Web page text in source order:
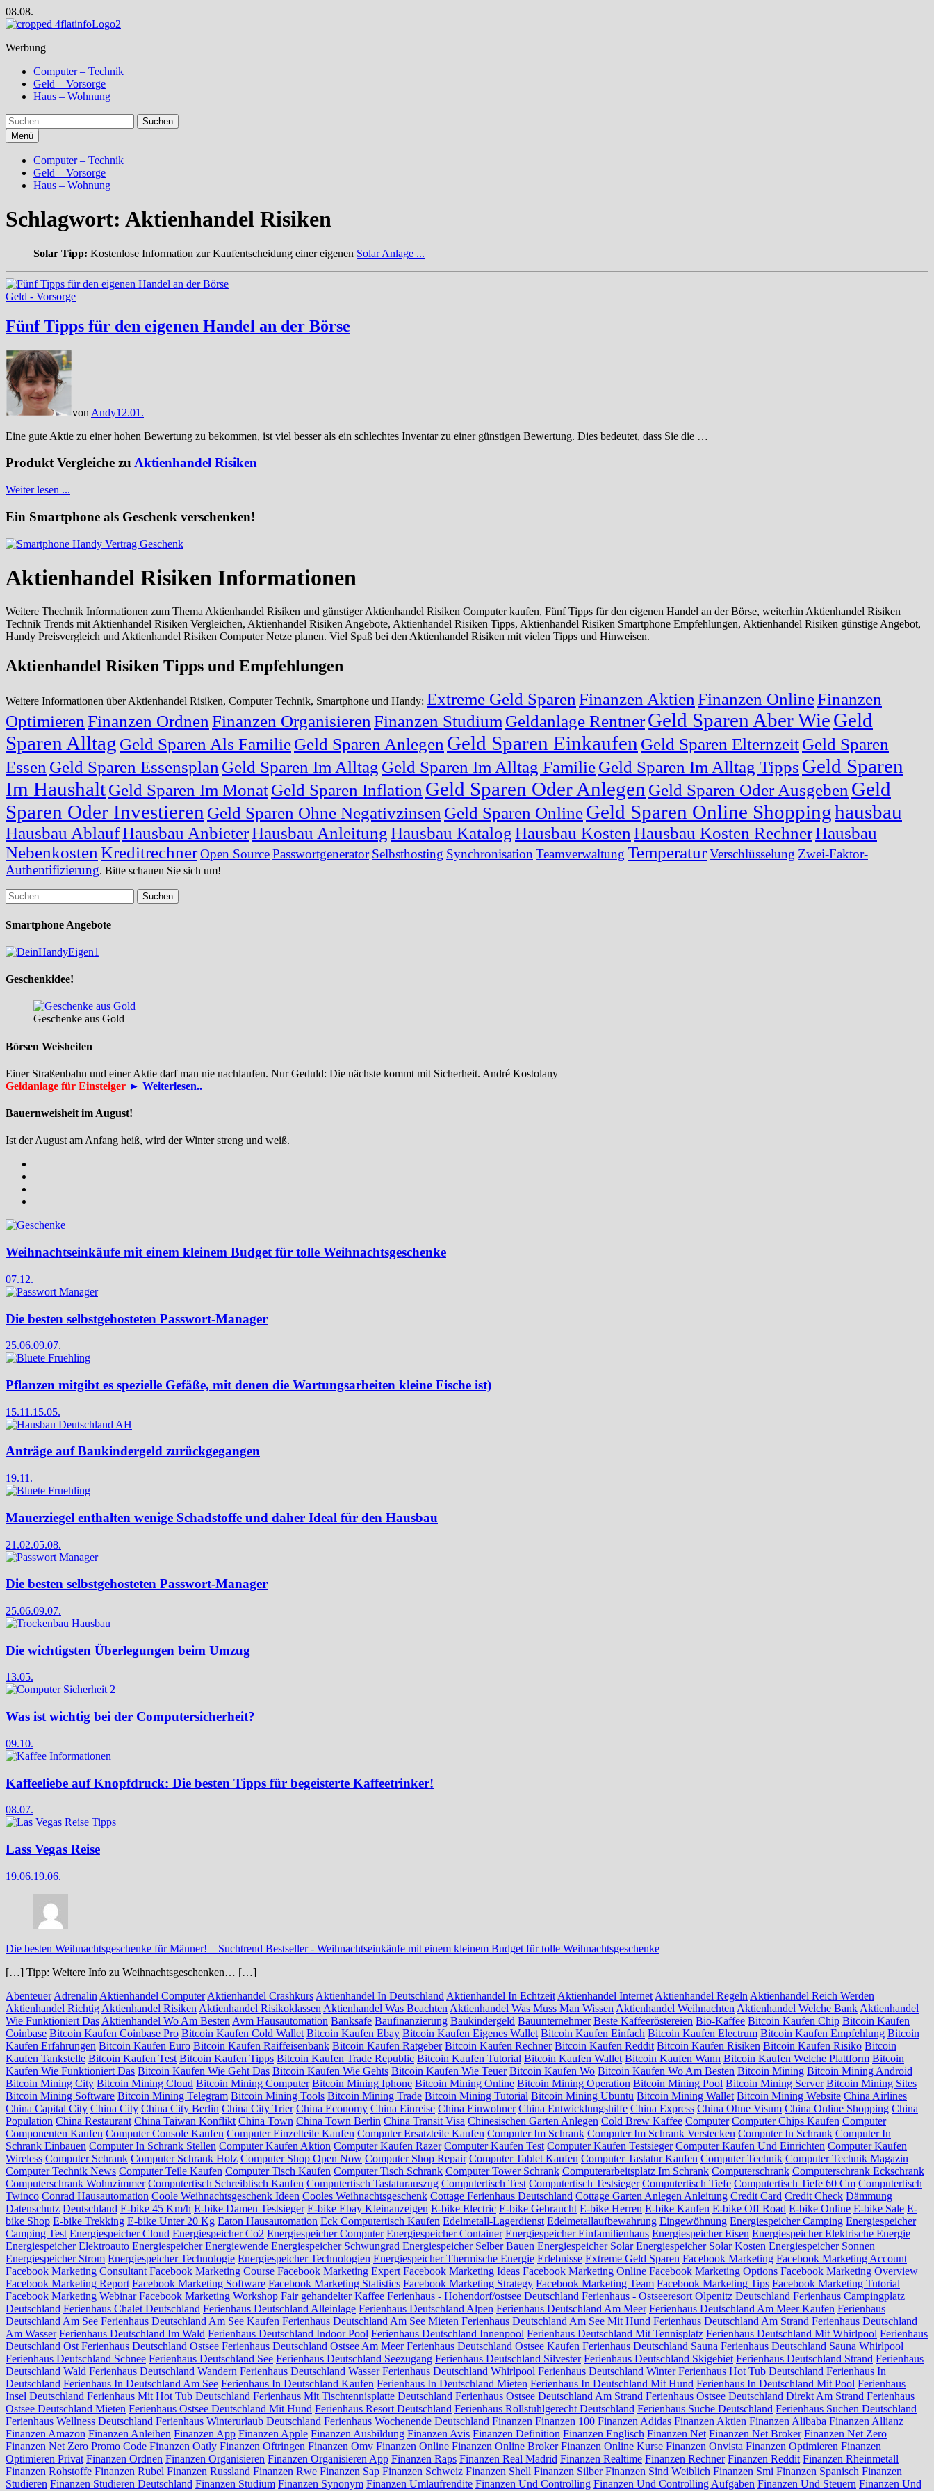
Zum
Inhalt
08.08.
Werbung
Computer – Technik
Geld – Vorsorge
Haus – Wohnung
Suchen
nach:
Menü
Computer – Technik
Geld – Vorsorge
Haus – Wohnung
Schlagwort: Aktienhandel Risiken
Solar Tipp: Kostenlose Information zur Kaufentscheidung einer eigenen Solar Anlage ...
Geld - Vorsorge
Fünf Tipps für den eigenen Handel an der Börse
von Andy12.01.
Eine gute Aktie zu einer hohen Bewertung zu bekommen, ist viel besser als ein schlechtes Inventar zu einer günstigen Bewertung. Dies bedeutet, dass Sie die …
Produkt Vergleiche zu Aktienhandel Risiken
Weiter lesen ...
Ein Smartphone als Geschenk verschenken!
Aktienhandel Risiken Informationen
Weitere Thechnik Informationen zum Thema Aktienhandel Risiken und günstiger Aktienhandel Risiken Computer kaufen, Fünf Tipps für den eigenen Handel an der Börse, weiterhin Aktienhandel Risiken
Technik Trends mit Aktienhandel Risiken Vergleichen, Aktienhandel Risiken Angebote, Aktienhandel Risiken Tipps, Aktienhandel Risiken Smartphone Empfehlungen, Aktienhandel Risiken günstige Angebot,
Handy Preisvergleich und Aktienhandel Risiken Computer Netze planen. Viel Spaß bei den Aktienhandel Risiken mit vielen Tipps und Hinweisen.
Aktienhandel Risiken Tipps und Empfehlungen
Weitere Informationen über Aktienhandel Risiken, Computer Technik, Smartphone und Handy: Extreme Geld Sparen Finanzen Aktien Finanzen OnlineFinanzen
Optimieren Finanzen Ordnen Finanzen Organisieren Finanzen Studium Geldanlage RentnerGeld Sparen Aber WieGeld
Sparen Alltag Geld Sparen Als FamilieGeld Sparen Anlegen Geld Sparen Einkaufen Geld Sparen ElternzeitGeld Sparen
Essen Geld Sparen Essensplan Geld Sparen Im Alltag Geld Sparen Im Alltag FamilieGeld Sparen Im Alltag Tipps Geld Sparen
Im HaushaltGeld Sparen Im MonatGeld Sparen Inflation Geld Sparen Oder Anlegen Geld Sparen Oder Ausgeben Geld
Sparen Oder Investieren Geld Sparen Ohne Negativzinsen Geld Sparen OnlineGeld Sparen Online Shoppinghausbau
Hausbau AblaufHausbau AnbieterHausbau AnleitungHausbau KatalogHausbau Kosten Hausbau Kosten RechnerHausbau
Nebenkosten KreditrechnerOpen SourcePasswortgenerator Selbsthosting Synchronisation Teamverwaltung TemperaturVerschlüsselung Zwei-Faktor-
Authentifizierung. Bitte schauen Sie sich um!
Suchen
nach:
Smartphone Angebote
Geschenkidee!
Geschenke aus Gold
Börsen Weisheiten
Einer Straßenbahn und einer Aktie darf man nie nachlaufen. Nur Geduld: Die nächste kommt mit Sicherheit. André Kostolany
Geldanlage für Einsteiger ► Weiterlesen..
Bauernweisheit im August!
Ist der August am Anfang heiß, wird der Winter streng und weiß.
Weihnachtseinkäufe mit einem kleinem Budget für tolle Weihnachtsgeschenke
07.12.
Die besten selbstgehosteten Passwort-Manager
25.06.09.07.
Pflanzen mitgibt es spezielle Gefäße, mit denen die Wartungsarbeiten kleine Fische ist)
15.11.15.05.
Anträge auf Baukindergeld zurückgegangen
19.11.
Mauerziegel enthalten wenige Schadstoffe und daher Ideal für den Hausbau
21.02.05.08.
Die besten selbstgehosteten Passwort-Manager
25.06.09.07.
Die wichtigsten Überlegungen beim Umzug
13.05.
Was ist wichtig bei der Computersicherheit?
09.10.
Kaffeeliebe auf Knopfdruck: Die besten Tipps für begeisterte Kaffeetrinker!
08.07.
Lass Vegas Reise
19.06.19.06.
Die besten Weihnachtsgeschenke für Männer! – Suchtrend Bestseller- Weihnachtseinkäufe mit einem kleinem Budget für tolle Weihnachtsgeschenke
[…] Tipp: Weitere Info zu Weihnachtsgeschenken… […]
Abenteuer Adrenalin Aktienhandel Computer Aktienhandel Crashkurs Aktienhandel In Deutschland Aktienhandel In Echtzeit Aktienhandel Internet Aktienhandel Regeln Aktienhandel Reich Werden
Aktienhandel Richtig Aktienhandel Risiken Aktienhandel Risikoklassen Aktienhandel Was Beachten Aktienhandel Was Muss Man Wissen Aktienhandel Weihnachten Aktienhandel Welche Bank Aktienhandel
Wie Funktioniert Das Aktienhandel Wo Am Besten Avm Hausautomation Banksafe Baufinanzierung Baukindergeld Bauunternehmer Beste Kaffeeröstereien Bio-Kaffee Bitcoin Kaufen Chip Bitcoin Kaufen
Coinbase Bitcoin Kaufen Coinbase Pro Bitcoin Kaufen Cold Wallet Bitcoin Kaufen Ebay Bitcoin Kaufen Eigenes Wallet Bitcoin Kaufen Einfach Bitcoin Kaufen Electrum Bitcoin Kaufen Empfehlung Bitcoin
Kaufen Erfahrungen Bitcoin Kaufen Euro Bitcoin Kaufen Raiffeisenbank Bitcoin Kaufen Ratgeber Bitcoin Kaufen Rechner Bitcoin Kaufen Reddit Bitcoin Kaufen Risiken Bitcoin Kaufen Risiko Bitcoin
Kaufen Tankstelle Bitcoin Kaufen Test Bitcoin Kaufen Tipps Bitcoin Kaufen Trade Republic Bitcoin Kaufen Tutorial Bitcoin Kaufen Wallet Bitcoin Kaufen Wann Bitcoin Kaufen Welche Plattform Bitcoin
Kaufen Wie Funktioniert Das Bitcoin Kaufen Wie Geht Das Bitcoin Kaufen Wie Gehts Bitcoin Kaufen Wie Teuer Bitcoin Kaufen Wo Bitcoin Kaufen Wo Am Besten Bitcoin Mining Bitcoin Mining Android
Bitcoin Mining City Bitcoin Mining Cloud Bitcoin Mining Computer Bitcoin Mining Iphone Bitcoin Mining Online Bitcoin Mining Operation Bitcoin Mining Pool Bitcoin Mining Server Bitcoin Mining Sites
Bitcoin Mining Software Bitcoin Mining Telegram Bitcoin Mining Tools Bitcoin Mining Trade Bitcoin Mining Tutorial Bitcoin Mining Ubuntu Bitcoin Mining Wallet Bitcoin Mining Website China Airlines
China Capital City China City China City Berlin China City Trier China Economy China Einreise China Einwohner China Entwicklungshilfe China Express China Ohne Visum China Online Shopping China
Population China Restaurant China Taiwan Konflikt China Town China Town Berlin China Transit Visa Chinesischen Garten Anlegen Cold Brew Kaffee Computer Computer Chips Kaufen Computer
Componenten Kaufen Computer Console Kaufen Computer Einzelteile Kaufen Computer Ersatzteile Kaufen Computer Im Schrank Computer Im Schrank Verstecken Computer In Schrank Computer In
Schrank Einbauen Computer In Schrank Stellen Computer Kaufen Aktion Computer Kaufen Razer Computer Kaufen Test Computer Kaufen Testsieger Computer Kaufen Und Einrichten Computer Kaufen
Wireless Computer Schrank Computer Schrank Holz Computer Shop Open Now Computer Shop Repair Computer Tablet Kaufen Computer Tastatur Kaufen Computer Technik Computer Technik Magazin
Computer Technik News Computer Teile Kaufen Computer Tisch Kaufen Computer Tisch Schrank Computer Tower Schrank Computerarbeitsplatz Im Schrank Computerschrank Computerschrank Eckschrank
Computerschrank Wohnzimmer Computertisch Schreibtisch Kaufen Computertisch Tastaturauszug Computertisch Test Computertisch Testsieger Computertisch Tiefe Computertisch Tiefe 60 Cm Computertisch
Twinco Conrad Hausautomation Coole Weihnachtsgeschenk Ideen Cooles Weihnachtsgeschenk Cottage Ferienhaus Deutschland Cottage Garten Anlegen Anleitung Credit Card Credit Check Dämmung
Datenschutz Deutschland E-bike 45 Km/h E-bike Damen Testsieger E-bike Ebay Kleinanzeigen E-bike Electric E-bike Gebraucht E-bike Herren E-bike Kaufen E-bike Off Road E-bike Online E-bike Sale E-
bike Shop E-bike Trekking E-bike Unter 20 Kg Eaton Hausautomation Eck Computertisch Kaufen Edelmetall-Lagerdienst Edelmetallaufbewahrung Eingewöhnung Energiespeicher Camping Energiespeicher
Camping Test Energiespeicher Cloud Energiespeicher Co2 Energiespeicher Computer Energiespeicher Container Energiespeicher Einfamilienhaus Energiespeicher Eisen Energiespeicher Elektrische Energie
Energiespeicher Elektroauto Energiespeicher Energiewende Energiespeicher Schwungrad Energiespeicher Selber Bauen Energiespeicher Solar Energiespeicher Solar Kosten Energiespeicher Sonnen
Energiespeicher Strom Energiespeicher Technologie Energiespeicher Technologien Energiespeicher Thermische Energie Erlebnisse Extreme Geld Sparen Facebook Marketing Facebook Marketing Account
Facebook Marketing Consultant Facebook Marketing Course Facebook Marketing Expert Facebook Marketing Ideas Facebook Marketing Online Facebook Marketing Options Facebook Marketing Overview
Facebook Marketing Report Facebook Marketing Software Facebook Marketing Statistics Facebook Marketing Strategy Facebook Marketing Team Facebook Marketing Tips Facebook Marketing Tutorial
Facebook Marketing Webinar Facebook Marketing Workshop Fair gehandelter Kaffee Ferienhaus - Hohendorf/ostsee Deutschland Ferienhaus - Ostseeresort Olpenitz Deutschland Ferienhaus Campingplatz
Deutschland Ferienhaus Chalet Deutschland Ferienhaus Deutschland Alleinlage Ferienhaus Deutschland Alpen Ferienhaus Deutschland Am Meer Ferienhaus Deutschland Am Meer Kaufen Ferienhaus
Deutschland Am See Ferienhaus Deutschland Am See Kaufen Ferienhaus Deutschland Am See Mieten Ferienhaus Deutschland Am See Mit Hund Ferienhaus Deutschland Am Strand Ferienhaus Deutschland
Am Wasser Ferienhaus Deutschland Im Wald Ferienhaus Deutschland Indoor Pool Ferienhaus Deutschland Innenpool Ferienhaus Deutschland Mit Tennisplatz Ferienhaus Deutschland Mit Whirlpool Ferienhaus
Deutschland Ost Ferienhaus Deutschland Ostsee Ferienhaus Deutschland Ostsee Am Meer Ferienhaus Deutschland Ostsee Kaufen Ferienhaus Deutschland Sauna Ferienhaus Deutschland Sauna Whirlpool
Ferienhaus Deutschland Schnee Ferienhaus Deutschland See Ferienhaus Deutschland Seezugang Ferienhaus Deutschland Silvester Ferienhaus Deutschland Skigebiet Ferienhaus Deutschland Strand Ferienhaus
Deutschland Wald Ferienhaus Deutschland Wandern Ferienhaus Deutschland Wasser Ferienhaus Deutschland Whirlpool Ferienhaus Deutschland Winter Ferienhaus Hot Tub Deutschland Ferienhaus In
Deutschland Ferienhaus In Deutschland Am See Ferienhaus In Deutschland Kaufen Ferienhaus In Deutschland Mieten Ferienhaus In Deutschland Mit Hund Ferienhaus In Deutschland Mit Pool Ferienhaus
Insel Deutschland Ferienhaus Mit Hot Tub Deutschland Ferienhaus Mit Tischtennisplatte Deutschland Ferienhaus Ostsee Deutschland Am Strand Ferienhaus Ostsee Deutschland Direkt Am Strand Ferienhaus
Ostsee Deutschland Mieten Ferienhaus Ostsee Deutschland Mit Hund Ferienhaus Resort Deutschland Ferienhaus Rollstuhlgerecht Deutschland Ferienhaus Suche Deutschland Ferienhaus Suchen Deutschland
Ferienhaus Wellness Deutschland Ferienhaus Winterurlaub Deutschland Ferienhaus Wochenende Deutschland Finanzen Finanzen 100 Finanzen Adidas Finanzen Aktien Finanzen Alibaba Finanzen Allianz
Finanzen Amazon Finanzen Anleihen Finanzen App Finanzen Apple Finanzen Ausbildung Finanzen Avis Finanzen Definition Finanzen Englisch Finanzen Net Finanzen Net Broker Finanzen Net Zero
Finanzen Net Zero Promo Code Finanzen Oatly Finanzen Oftringen Finanzen Omv Finanzen Online Finanzen Online Broker Finanzen Online Kurse Finanzen Onvista Finanzen Optimieren Finanzen
Optimieren Privat Finanzen Ordnen Finanzen Organisieren Finanzen Organisieren App Finanzen Raps Finanzen Real Madrid Finanzen Realtime Finanzen Rechner Finanzen Reddit Finanzen Rheinmetall
Finanzen Rohstoffe Finanzen Rubel Finanzen Russland Finanzen Rwe Finanzen Sap Finanzen Schweiz Finanzen Shell Finanzen Silber Finanzen Sind Weiblich Finanzen Smi Finanzen Spanisch Finanzen
Studieren Finanzen Studieren Deutschland Finanzen Studium Finanzen Synonym Finanzen Umlaufrendite Finanzen Und Controlling Finanzen Und Controlling Aufgaben Finanzen Und Steuern Finanzen Und